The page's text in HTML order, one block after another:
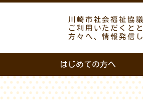
川崎市社会福祉協
ご利用いただくと
方々へ、情報発信
はじめての方へ